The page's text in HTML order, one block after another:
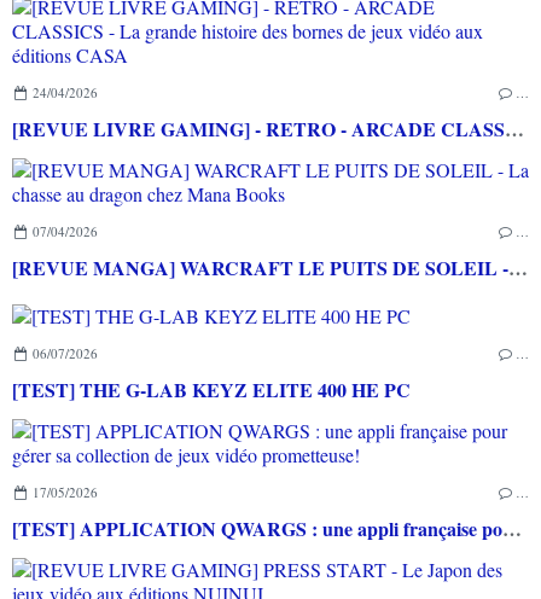
24/04/2026 …
[REVUE LIVRE GAMING] - RETRO - ARCADE CLASSICS - La grande histoire des bornes de jeux vidéo aux éditions CASA
07/04/2026 …
[REVUE MANGA] WARCRAFT LE PUITS DE SOLEIL - La chasse au dragon chez Mana Books
06/07/2026 …
[TEST] THE G-LAB KEYZ ELITE 400 HE PC
17/05/2026 …
[TEST] APPLICATION QWARGS : une appli française pour gérer sa collection de jeux vidéo prometteuse!